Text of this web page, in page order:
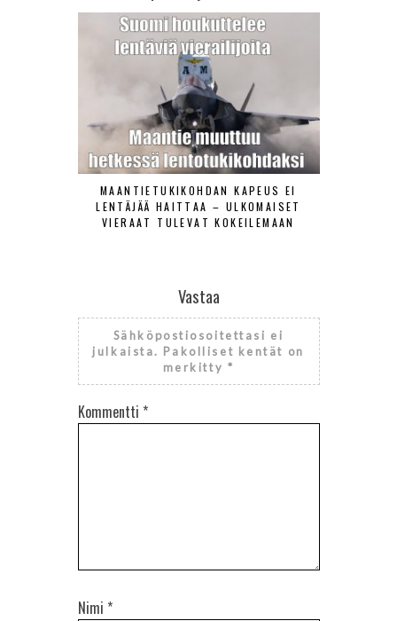
MAANTIETUKIKOHDAN KAPEUS EI
LENTÄJÄÄ HAITTAA – ULKOMAISET
VIERAAT TULEVAT KOKEILEMAAN
Vastaa
Sähköpostiosoitettasi ei
julkaista. Pakolliset kentät on
merkitty *
Kommentti *
Nimi *